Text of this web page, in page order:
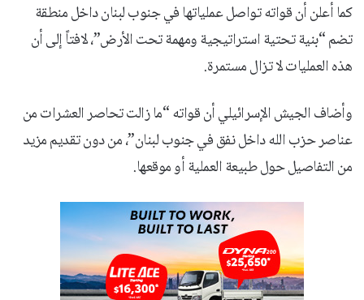
كما أعلن أن قواته تواصل عملياتها في جنوب لبنان داخل منطقة
تضم “بنية تحتية استراتيجية ومهمة تحت الأرض”، لافتاً إلى أن
هذه العمليات لا تزال مستمرة.
وأضاف الجيش الإسرائيلي أن قواته “ما زالت تحاصر العشرات من
عناصر حزب الله داخل نفق في جنوب لبنان”، من دون تقديم مزيد
من التفاصيل حول طبيعة العملية أو موقعها.